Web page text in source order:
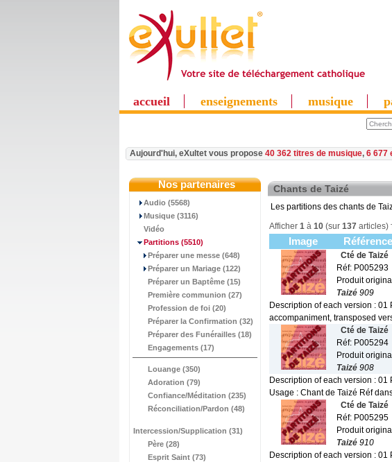
accueil enseignements musique
Aujourd'hui, eXultet vous propose 40 362 titres de musique, 6 677
Nos partenaires
Audio (5568)
Musique (3116)
Vidéo
Partitions (5510)
Préparer une messe (648)
Préparer un Mariage (122)
Préparer un Baptême (15)
Première communion (27)
Profession de foi (20)
Préparer la Confirmation (32)
Préparer des Funérailles (18)
Engagements (17)
Louange (350)
Adoration (79)
Confiance/Méditation (235)
Réconciliation/Pardon (48)
Intercession/Supplication (31)
Père (28)
Esprit Saint (73)
Chants de Taizé
Les partitions des chants de
Afficher 1 à 10 (sur 137 articles)
Image
Cté de Taizé
Réf: P005293
Produit
Taizé 909
Description of each version :
accompaniment, transposed
Cté de Taizé
Réf: P005294
Produit
Taizé 908
Description of each version :
Usage : Chant de Taizé Réf
Cté de Taizé
Réf: P005295
Produit
Taizé 910
Description of each version :